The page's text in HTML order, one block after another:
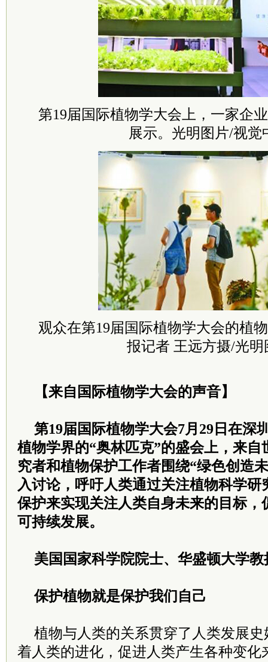
第19届国际植物学大会上，一家企
展示。光明图片/视觉
观众在第19届国际植物学大会的植
报记者 王远方摄/光明
【来自国际植物学大会的声音】
第19届国际植物学大会7月29日在深
植物学界的“奥林匹克”的盛会上，来自
究者和植物保护工作者围绕“绿色创造
入讨论，呼吁人类通过关注植物科学研
保护来实现关注人类自身未来的目标，
可持续发展。
美国国家科学院院士、华盛顿大学教
保护植物就是保护我们自己
植物与人类的关系贯穿了人类发展
着人类的进化，促进人类产生各种变化